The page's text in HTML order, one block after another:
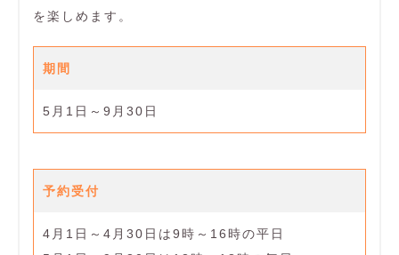
を楽しめます。
期間
5月1日～9月30日
予約受付
4月1日～4月30日は9時～16時の平日